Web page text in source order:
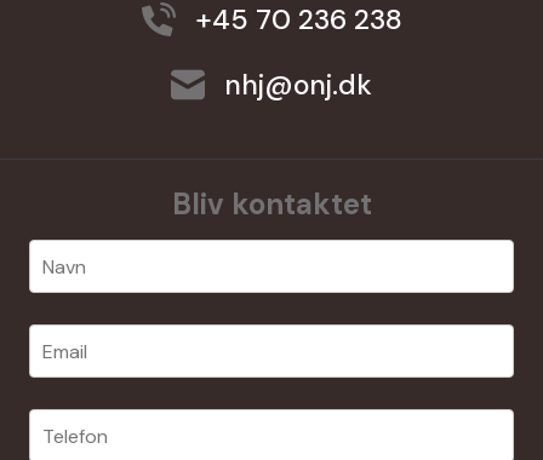
+45 70 236 238
nhj@onj.dk
Bliv kontaktet